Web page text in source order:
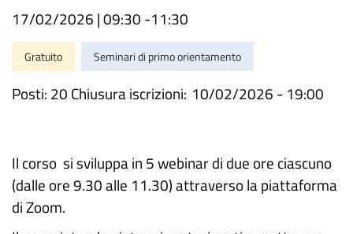
17/02/2026 | 09:30 -11:30
Gratuito Seminari di primo orientamento
Posti: 20 Chiusura iscrizioni: 10/02/2026 - 19:00
Il corso si sviluppa in 5 webinar di due ore ciascuno
(dalle ore 9.30 alle 11.30) attraverso la piattaforma
di Zoom.